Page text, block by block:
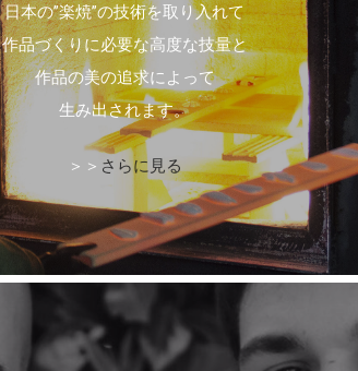
日本の”楽焼”の技術を取り入れて
作品づくりに必要な高度な技量と
作品の美の追求によって
生み出されます。
＞＞ さらに見る